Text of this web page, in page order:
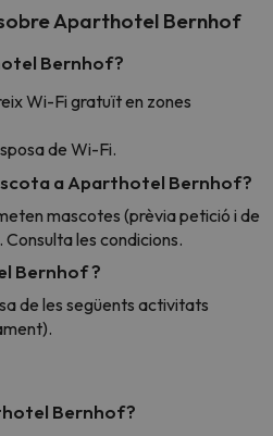
Aparthotel Bernhof
Bernhof?
Wi-Fi gratuït en zones
de Wi-Fi.
a Aparthotel Bernhof?
mascotes (prèvia petició i de
les condicions.
Bernhof ?
de les següents activitats
Bernhof?